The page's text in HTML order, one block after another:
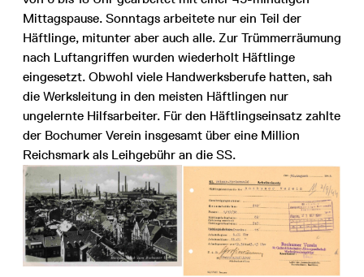
Mittagspause. Sonntags arbeitete nur ein Teil der
Häftlinge, mitunter aber auch alle. Zur Trümmerräumung
nach Luftangriffen wurden wiederholt Häftlinge
eingesetzt. Obwohl viele Handwerksberufe hatten, sah
die Werksleitung in den meisten Häftlingen nur
ungelernte Hilfsarbeiter. Für den Häftlingseinsatz zahlte
der Bochumer Verein insgesamt über eine Million
Reichsmark als Leihgebühr an die SS.